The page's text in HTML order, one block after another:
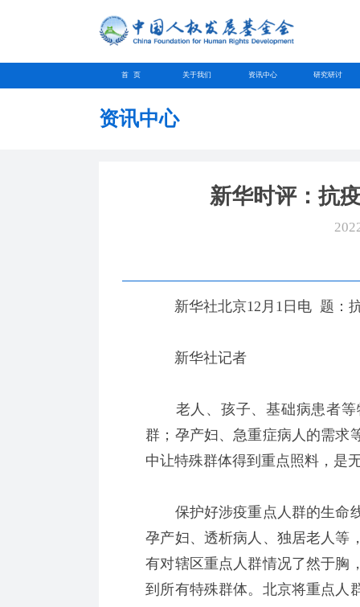
首 页 关于我们 资讯中心 研究研讨
资讯中心
新华时评：抗
新华社北京12月1日电 题：抗
新华社记者
老人、孩子、基础病患者等
群；孕产妇、急重症病人的需求
中让特殊群体得到重点照料，是
保护好涉疫重点人群的生命线
孕产妇、透析病人、独居老人等
有对辖区重点人群情况了然于胸
到所有特殊群体。北京将重点人